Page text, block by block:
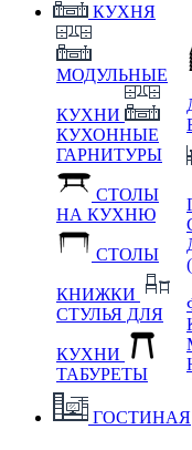
КУХНЯ
МОДУЛЬНЫЕ
КУХНИ
КУХОННЫЕ
ГАРНИТУРЫ
СТОЛЫ
НА КУХНЮ
СТОЛЫ
КНИЖКИ
СТУЛЬЯ ДЛЯ
КУХНИ
ТАБУРЕТЫ
ГОСТИНАЯ